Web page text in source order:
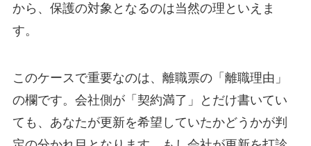
から、保護の対象となるのは当然の理といえま
す。
このケースで重要なのは、離職票の「離職理由」
の欄です。会社側が「契約満了」とだけ書いてい
ても、あなたが更新を希望していたかどうかが判